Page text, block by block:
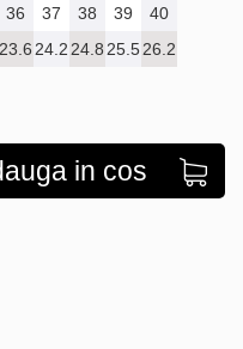
36 37 38 39
40
23.6 24.2 24.8 25.526.2
in cos